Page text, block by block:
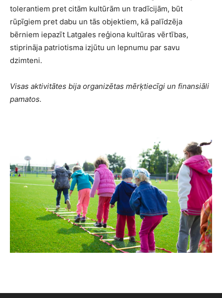
tolerantiem pret citām kultūrām un tradīcijām, būt
rūpīgiem pret dabu un tās objektiem, kā palīdzēja
bērniem iepazīt Latgales reģiona kultūras vērtības,
stiprināja patriotisma izjūtu un lepnumu par savu
dzimteni.
Visas aktivitātes bija organizētas mērķtiecīgi un finansiāli
pamatos.